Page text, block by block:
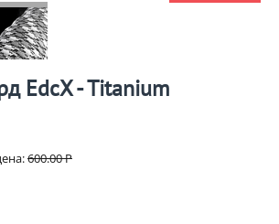
EdcX - Titanium
600.00Р